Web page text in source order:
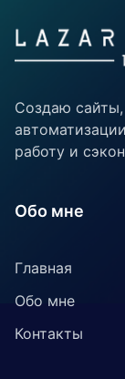
Создаю
работу и
Обо мне
Главная
Обо мне
Контакты